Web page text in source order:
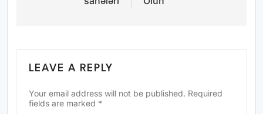
LEAVE A REPLY
Your email address will not be published. Required
fields are marked *